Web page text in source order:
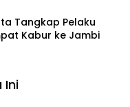
Tangkap Pelaku
Kabur ke Jambi
Ini